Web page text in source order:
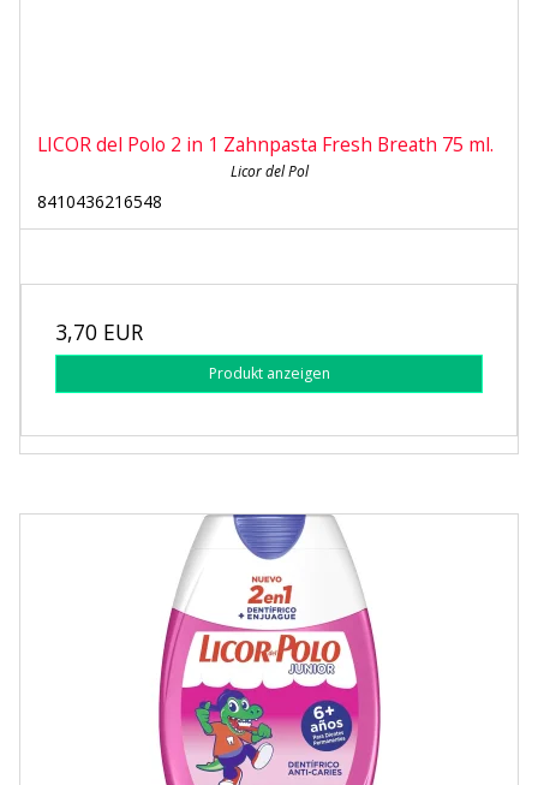
LICOR del Polo 2 in 1 Zahnpasta Fresh Breath 75 ml.
Licor del Pol
8410436216548
3,70 EUR
Produkt anzeigen